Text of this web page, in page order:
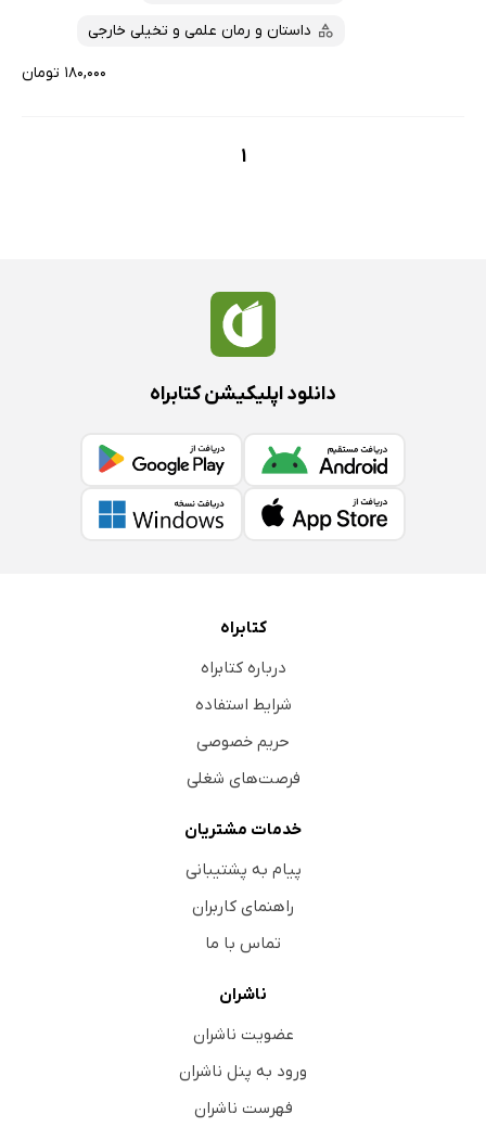
داستان و رمان علمی و تخیلی خارجی
۱۸۰,۰۰۰ تومان
1
دانلود اپلیکیشن کتابراه
کتابراه
درباره کتابراه
شرایط استفاده
حریم خصوصی
فرصت‌های شغلی
خدمات مشتریان
پیام به پشتیبانی
راهنمای کاربران
تماس با ما
ناشران
عضویت ناشران
ورود به پنل ناشران
فهرست ناشران